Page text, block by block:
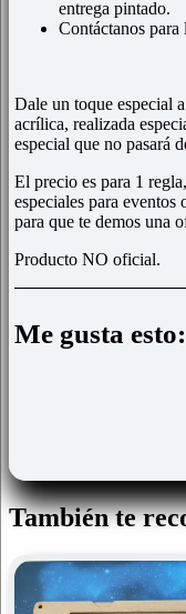
entrega pintado.
Contáctanos para
Dale un toque especial
acrílica, realizada
especial que no pasará
El precio es para 1
especiales para
para que te demos una
Producto NO oficial.
Me gusta esto:
También te